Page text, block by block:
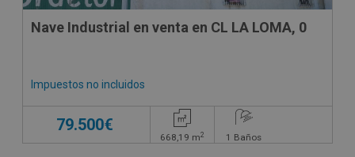
Nave Industrial en venta en CL LA LOMA, 0
Impuestos no incluidos
79.500€
668,19 m2 1 Baños